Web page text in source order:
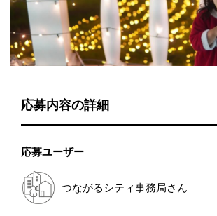
応募内容の詳細
応募ユーザー
つながるシティ事務局さん